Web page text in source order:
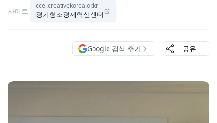
사이트
ccei.creativekorea.or.kr
경기창조경제혁신센터
Google 검색 추가 공유